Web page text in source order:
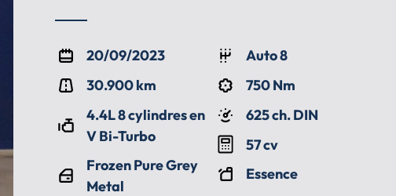
20/09/2023
30.900 km
4.4L 8 cylindres en
V Bi-Turbo
Frozen Pure Grey
Metal
Auto 8
750 Nm
625 ch. DIN
57 cv
Essence